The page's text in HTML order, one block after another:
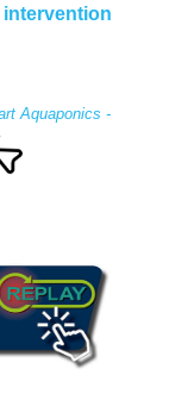
intervention
Aquaponics -